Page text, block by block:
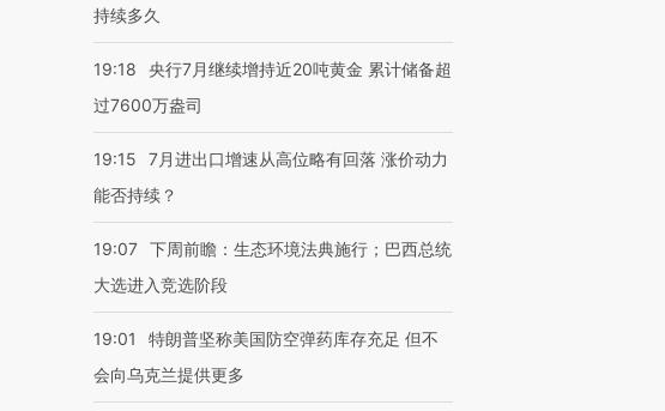
持续多久
19:18
央行7月继续增持近20吨黄金 累计储备超
过7600万盎司
19:15
7月进出口增速从高位略有回落 涨价动力
能否持续？
19:07 下周前瞻：生态环境法典施行；巴西总统
大选进入竞选阶段
19:01
特朗普坚称美国防空弹药库存充足 但不
会向乌克兰提供更多